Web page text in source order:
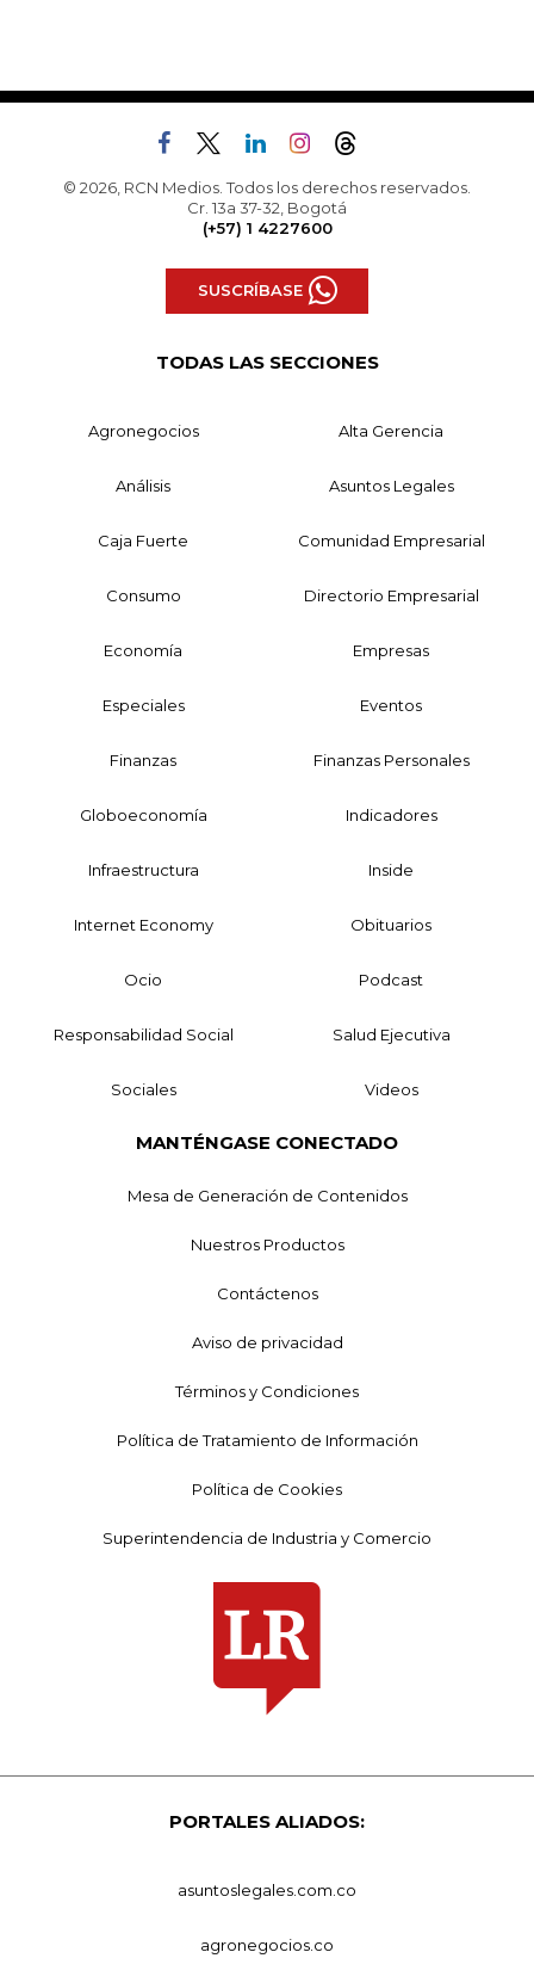
© 2026, RCN Medios. Todos los derechos reservados.
Cr. 13a 37-32, Bogotá
(+57) 1 4227600
SUSCRÍBASE
TODAS LAS SECCIONES
Agronegocios Alta Gerencia
Análisis Asuntos Legales
Caja Fuerte Comunidad Empresarial
Consumo Directorio Empresarial
Economía Empresas
Especiales Eventos
Finanzas Finanzas Personales
Globoeconomía Indicadores
Infraestructura Inside
Internet Economy Obituarios
Ocio Podcast
Responsabilidad Social Salud Ejecutiva
Sociales Videos
MANTÉNGASE CONECTADO
Mesa de Generación de Contenidos
Nuestros Productos
Contáctenos
Aviso de privacidad
Términos y Condiciones
Política de Tratamiento de Información
Política de Cookies
Superintendencia de Industria y Comercio
PORTALES ALIADOS:
asuntoslegales.com.co
agronegocios.co